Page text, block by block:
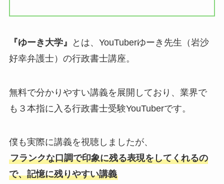
『ゆーき大学』
とは、YouTuberゆーき先生（岩沙
好幸弁護士）の行政書士講座。
無料で分かりやすい講義を展開しており、業界で
も３本指に入る行政書士受験YouTuberです。
僕も実際に講義を視聴しましたが、
フランクな口調で印象に残る表現をしてくれるの
で、記憶に残りやすい講義